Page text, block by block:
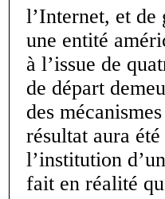
l’Internet, et de
une entité
à l’issue de
de départ
des
résultat aura
l’institution
fait en réalité